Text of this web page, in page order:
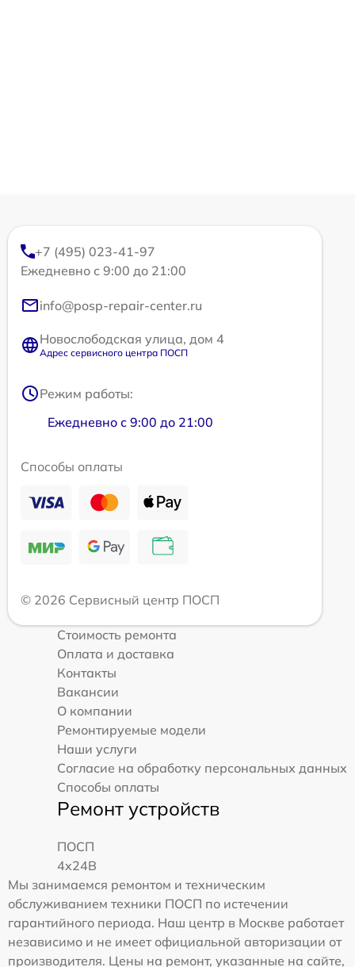
+7 (495) 023-41-97
Ежедневно с 9:00 до 21:00
info@posp-repair-center.ru
Новослободская улица, дом 4
Адрес сервисного центра ПОСП
Режим работы:
Ежедневно с 9:00 до 21:00
Способы оплаты
© 2026 Сервисный центр ПОСП
Стоимость ремонта
Оплата и доставка
Контакты
Вакансии
О компании
Ремонтируемые модели
Наши услуги
Согласие на обработку персональных данных
Способы оплаты
Ремонт устройств
ПОСП
4x24B
Мы занимаемся ремонтом и техническим
обслуживанием техники ПОСП по истечении
гарантийного периода. Наш центр в Москве работает
независимо и не имеет официальной авторизации от
производителя. Цены на ремонт, указанные на сайте,